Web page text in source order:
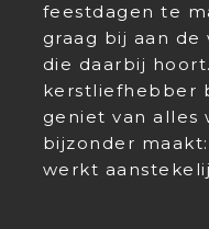
feestdagen te
graag bij aan
die daarbij
kerstliefhebber
geniet van alles
bijzonder
werkt